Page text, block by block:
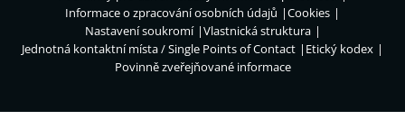
Informace o zpracování osobních údajů
Cookies
Nastavení soukromí
Vlastnická struktura
Jednotná kontaktní místa / Single Points of Contact
Etický kodex
Povinně zveřejňované informace